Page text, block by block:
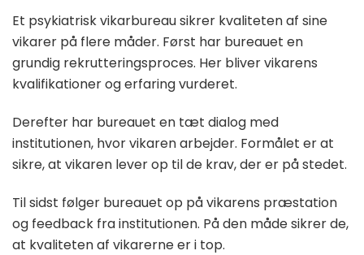
Et psykiatrisk vikarbureau sikrer kvaliteten af sine
vikarer på flere måder. Først har bureauet en
grundig rekrutteringsproces. Her bliver vikarens
kvalifikationer og erfaring vurderet.
Derefter har bureauet en tæt dialog med
institutionen, hvor vikaren arbejder. Formålet er at
sikre, at vikaren lever op til de krav, der er på stedet.
Til sidst følger bureauet op på vikarens præstation
og feedback fra institutionen. På den måde sikrer de,
at kvaliteten af vikarerne er i top.